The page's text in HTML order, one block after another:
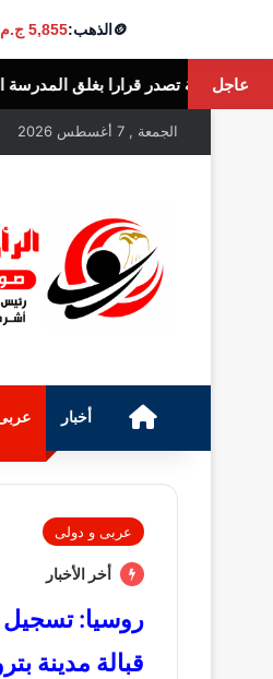
🪙الذهب:5,855 ج.م
عاجلبغلق المدرسة الإيرانية الخاصة
الجمعة , 7 أغسطس 2026
الرئيسيةأخبار
عربى و دولى
أخر الأخبار
قبالة مدينة